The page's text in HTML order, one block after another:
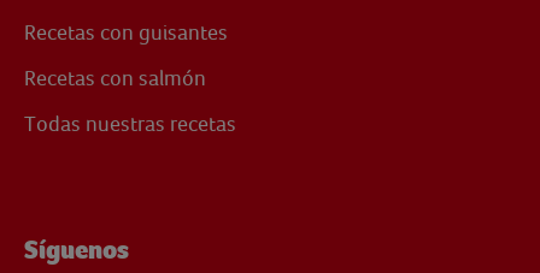
Recetas con guisantes
Recetas con salmón
Todas nuestras recetas
Síguenos